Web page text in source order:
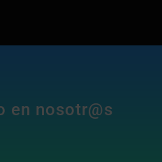
en nosotr@s